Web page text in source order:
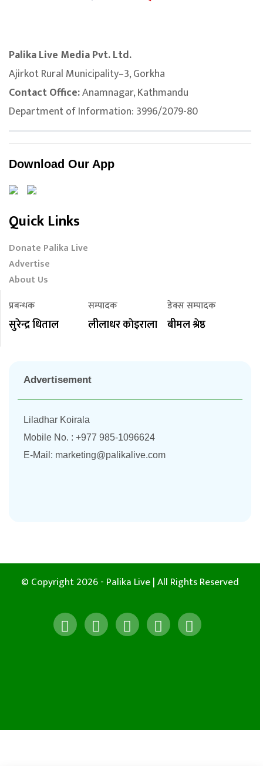
Palika Live Media Pvt. Ltd.
Ajirkot Rural Municipality–3, Gorkha
Contact Office:Anamnagar, Kathmandu
Department of Information: 3996/2079-80
Download Our App
Quick Links
Donate Palika Live
Advertise
About Us
प्रबन्धक
सुरेन्द्र धिताल
सम्पादक
लीलाधर काेइराला
डेक्स सम्पादक
बीमल श्रेष्ठ
Advertisement
Liladhar Koirala
Mobile No. : +977 985-1096624
E-Mail: marketing@palikalive.com
© Copyright 2026 - Palika Live | All Rights Reserved